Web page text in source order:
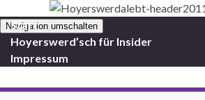
Navigation umschalten
Start
Hoyerswerd’sch für Insider
Impressum